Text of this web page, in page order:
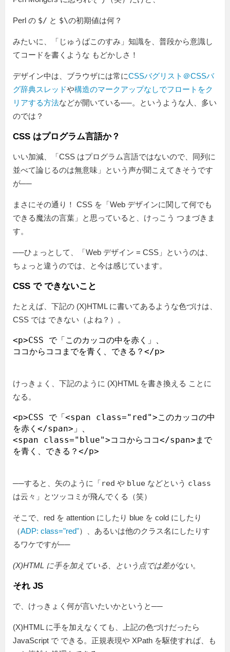
Perl の $/ と $\の初期値は何？
みたいに、「じゅうばこのすみ」知識を、普段から意識し
てコードを書くような もどかしさ！
デザイン中は、ブラウザには常にCSSバグリスト＠CSSバ
グ辞典スレッドや構造のマークアップなしでフロートをク
リアする方法などが開いている──。というような人、多い
のでは？
CSS はプログラム言語か？
いい加減、「CSS はプログラム言語ではないので、同列に
並べて論じるのは無意味」という声が聞こえてきそうです
が──
まさにその通り！ CSS を「Web デザインに関して何でも
できる魔法の言葉」と思っていると、けっこう つまづきま
す。
──ひょっとして、「Web デザイン = CSS」というのは、
ちょっと違うのでは、と今は感じています。
CSS で できないこと
たとえば、下記の (X)HTML に書いてあるような色づけは、
CSS では できない（よね？）。
<p>CSS で「このカッコの中を赤く」、
けっきょく、下記のように (X)HTML を書き換える ことに
なる。
<p>CSS で「<span class="red">このカッコの中
を赤く</span>」、
<span class="blue">ココからココ</span>まで
──すると、矢のように「red や blue などという class
は云々」とツッコミが飛んでくる（笑）
そこで、red を attention にしたり blue を cold にしたり
（ADP: class="red"）、あるいは他のクラス名にしたりす
るワケですが──
(X)HTML に手を加えている、という点では差がない。
それ JS
で、けっきょく何が言いたいかというと──
(X)HTML に手を加えなくても、上記の色づけだったら
JavaScript で できる。正規表現や XPath を駆使すれば、も